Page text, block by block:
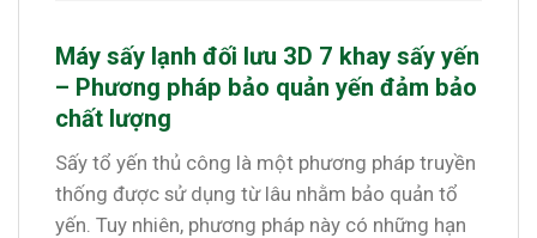
Máy sấy lạnh đối lưu 3D 7 khay sấy yến
– Phương pháp bảo quản yến đảm bảo
chất lượng
Sấy tổ yến thủ công là một phương pháp truyền
thống được sử dụng từ lâu nhằm bảo quản tổ
yến. Tuy nhiên, phương pháp này có những hạn